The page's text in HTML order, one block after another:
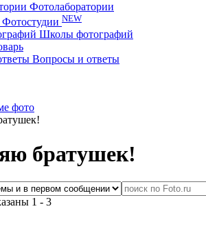
Фотолаборатории
Фотостудии NEW
Школы фотографий
Вопросы и ответы
фото
братушек!
1 - 3